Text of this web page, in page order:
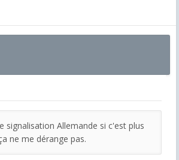
signalisation Allemande si c'est plus
ne me dérange pas.